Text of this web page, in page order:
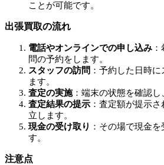
ことが可能です。
出張買取の流れ
電話やオンラインでの申し込み
問の予約をします。
スタッフの訪問 ：予約した日時
ます。
査定の実施：端末の状態を確認し
査定結果の提示 ：査定額が提示
立します。
現金の受け取り ：その場で現金
す。
注意点